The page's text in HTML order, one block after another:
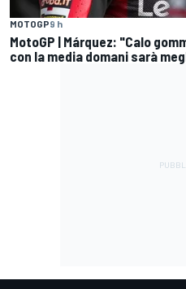
MOTOGP9 h
MotoGP | Márquez: "Calo
con la media domani sarà